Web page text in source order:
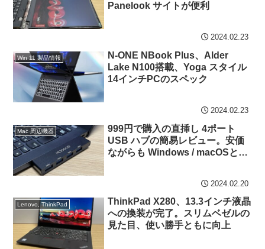
Panelook サイトが便利
2024.02.23
Win 11 製品情報
N-ONE NBook Plus、Alder
Lake N100搭載、Yoga スタイル
14インチPCのスペック
2024.02.23
Mac 周辺機器
999円で購入の直挿し 4ポート
USB ハブの簡易レビュー。安価
ながらも Windows / macOSとも
2024.02.20
Lenovo, ThinkPad
ThinkPad X280、13.3インチ液晶
への換装が完了。スリムベゼルの
見た目、使い勝手ともに向上